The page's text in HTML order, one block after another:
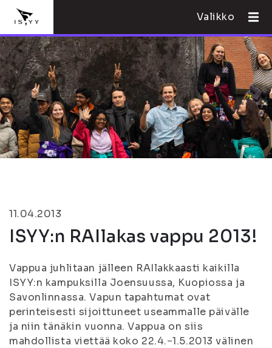
Valikko
11.04.2013
ISYY:n RAIlakas vappu 2013!
Vappua juhlitaan jälleen RAIlakkaasti kaikilla
ISYY:n kampuksilla Joensuussa, Kuopiossa ja
Savonlinnassa. Vapun tapahtumat ovat
perinteisesti sijoittuneet useammalle päivälle
ja niin tänäkin vuonna. Vappua on siis
mahdollista viettää koko 22.4.−1.5.2013 välinen